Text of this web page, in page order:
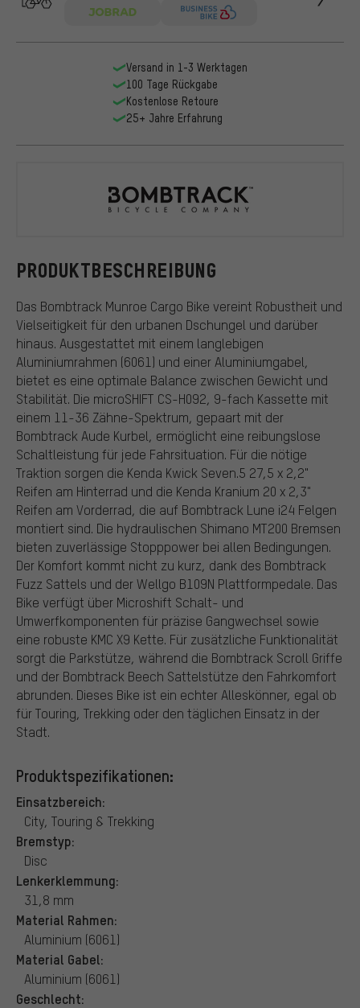
PRODUKTBESCHREIBUNG
Das Bombtrack Munroe Cargo Bike vereint Robustheit und
Vielseitigkeit für den urbanen Dschungel und darüber
hinaus. Ausgestattet mit einem langlebigen
Aluminiumrahmen (6061) und einer Aluminiumgabel,
bietet es eine optimale Balance zwischen Gewicht und
Stabilität. Die microSHIFT CS-H092, 9-fach Kassette mit
einem 11-36 Zähne-Spektrum, gepaart mit der
Bombtrack Aude Kurbel, ermöglicht eine reibungslose
Schaltleistung für jede Fahrsituation. Für die nötige
Traktion sorgen die Kenda Kwick Seven.5 27,5 x 2,2"
Reifen am Hinterrad und die Kenda Kranium 20 x 2,3"
Reifen am Vorderrad, die auf Bombtrack Lune i24 Felgen
montiert sind. Die hydraulischen Shimano MT200 Bremsen
bieten zuverlässige Stopppower bei allen Bedingungen.
Der Komfort kommt nicht zu kurz, dank des Bombtrack
Fuzz Sattels und der Wellgo B109N Plattformpedale. Das
Bike verfügt über Microshift Schalt- und
Umwerfkomponenten für präzise Gangwechsel sowie
eine robuste KMC X9 Kette. Für zusätzliche Funktionalität
sorgt die Parkstütze, während die Bombtrack Scroll Griffe
und der Bombtrack Beech Sattelstütze den Fahrkomfort
abrunden. Dieses Bike ist ein echter Alleskönner, egal ob
für Touring, Trekking oder den täglichen Einsatz in der
Stadt.
Produktspezifikationen:
Einsatzbereich:
City, Touring & Trekking
Bremstyp:
Disc
Lenkerklemmung:
31,8 mm
Material Rahmen:
Aluminium (6061)
Material Gabel:
Aluminium (6061)
Geschlecht:
Versand in 1-3 Werktagen
100 Tage Rückgabe
Kostenlose Retoure
25+ Jahre Erfahrung